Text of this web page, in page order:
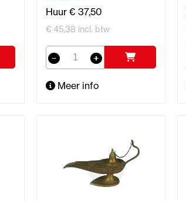
Huur € 37,50
€ 45,38 incl. btw
Meer info